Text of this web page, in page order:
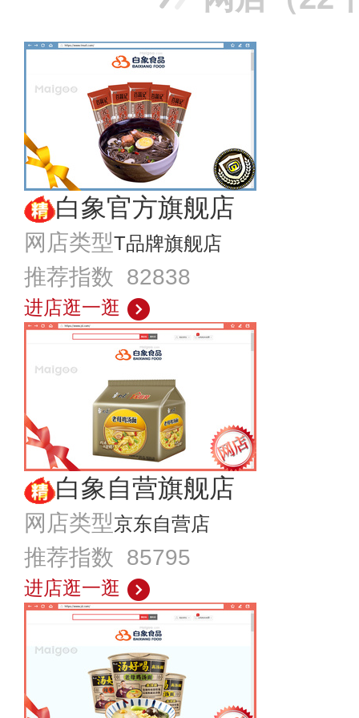
白象官方旗舰店
网店类型T品牌旗舰店
推荐指数 82838
进店逛一逛
白象自营旗舰店
网店类型京东自营店
推荐指数 85795
进店逛一逛